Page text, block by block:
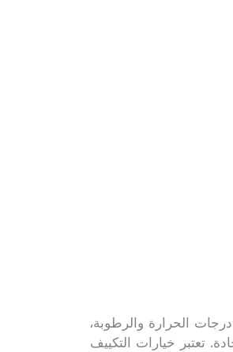
الحرارة والرطوبة،
تعتبر خيارات التكييف